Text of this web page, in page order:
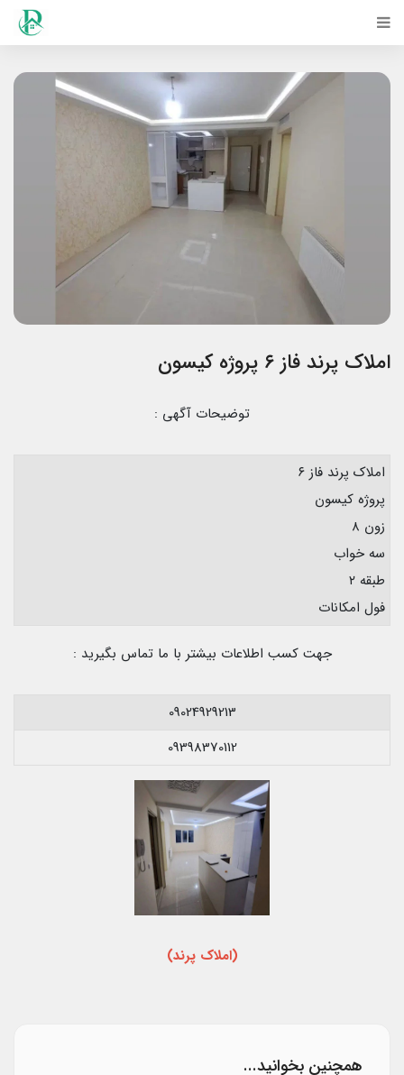
املاک پرند فاز ۶ پروژه کیسون
توضیحات آگهی :
املاک پرند فاز ۶
پروژه کیسون
زون ۸
سه خواب
طبقه ۲
فول امکانات
جهت کسب اطلاعات بیشتر با ما تماس بگیرید :
09024929213
09398370112
(املاک پرند)
همچنین بخوانید...